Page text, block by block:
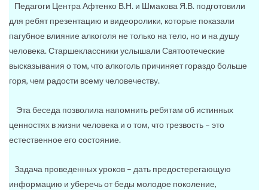
Педагоги Центра Афтенко В.Н. и Шмакова Я.В. подготовили
для ребят презентацию и видеоролики, которые показали
пагубное влияние алкоголя не только на тело, но и на душу
человека. Старшеклассники услышали Святоотеческие
высказывания о том, что алкоголь причиняет гораздо больше
горя, чем радости всему человечеству.
Эта беседа позволила напомнить ребятам об истинных
ценностях в жизни человека и о том, что трезвость – это
естественное его состояние.
Задача проведенных уроков – дать предостерегающую
информацию и уберечь от беды молодое поколение,